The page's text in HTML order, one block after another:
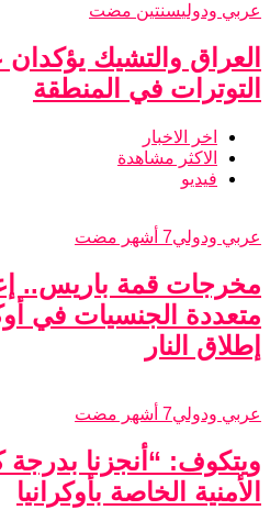
عربي ودوليسنتين مضت
العراق والتشيك
التوترات في المنطقة
اخر الاخبار
الاكثر مشاهدة
فيديو
عربي ودولي7 أشهر مضت
مخرجات قمة باريس..
متعددة الجنسيات في
إطلاق النار
عربي ودولي7 أشهر مضت
ويتكوف: “أنجزنا بدرجة
الأمنية الخاصة بأوكرانيا